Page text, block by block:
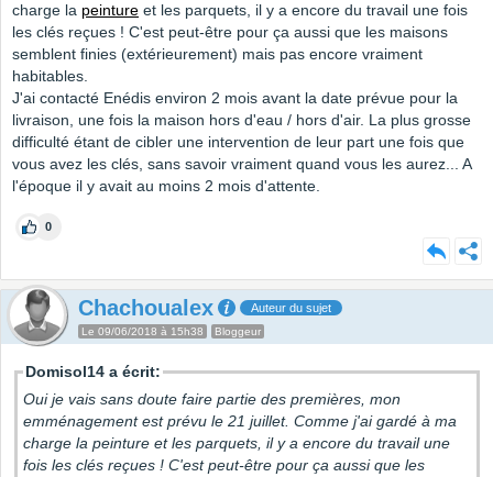
charge la peinture et les parquets, il y a encore du travail une fois
les clés reçues ! C'est peut-être pour ça aussi que les maisons
semblent finies (extérieurement) mais pas encore vraiment
habitables.
J'ai contacté Enédis environ 2 mois avant la date prévue pour la
livraison, une fois la maison hors d'eau / hors d'air. La plus grosse
difficulté étant de cibler une intervention de leur part une fois que
vous avez les clés, sans savoir vraiment quand vous les aurez... A
l'époque il y avait au moins 2 mois d'attente.
0
Chachoualex Auteur du sujet
Le 09/06/2018 à 15h38 Bloggeur
Domisol14 a écrit:
Oui je vais sans doute faire partie des premières, mon
emménagement est prévu le 21 juillet. Comme j'ai gardé à ma
charge la peinture et les parquets, il y a encore du travail une
fois les clés reçues ! C'est peut-être pour ça aussi que les